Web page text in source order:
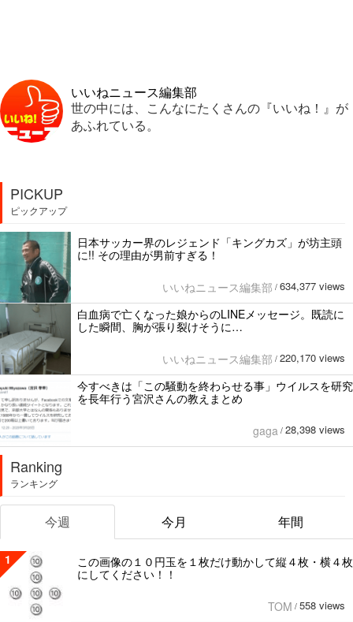
いいねニュース編集部
世の中には、こんなにたくさんの『いいね！』が
あふれている。
PICKUP
ピックアップ
日本サッカー界のレジェンド「キングカズ」が坊主頭
に!! その理由が男前すぎる！
いいねニュース編集部 / 634,377 views
白血病で亡くなった娘からのLINEメッセージ。既読に
した瞬間、胸が張り裂けそうに…
いいねニュース編集部 / 220,170 views
今すべきは「この騒動を終わらせる事」ウイルスを研究
を長年行う宮沢さんの教えまとめ
gaga / 28,398 views
Ranking
ランキング
今週 今月 年間
1
この画像の１０円玉を１枚だけ動かして縦４枚・横４枚
にしてください！！
TOM / 558 views